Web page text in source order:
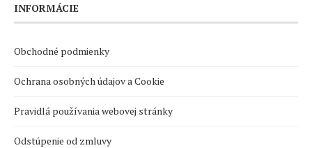
INFORMÁCIE
Obchodné podmienky
Ochrana osobných údajov a Cookie
Pravidlá používania webovej stránky
Odstúpenie od zmluvy